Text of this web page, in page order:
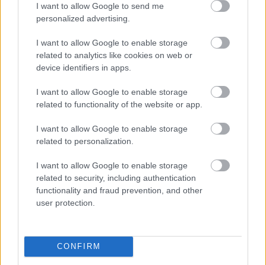
I want to allow Google to send me
personalized advertising.
I want to allow Google to enable storage
related to analytics like cookies on web or
device identifiers in apps.
I want to allow Google to enable storage
related to functionality of the website or app.
I want to allow Google to enable storage
related to personalization.
I want to allow Google to enable storage
related to security, including authentication
functionality and fraud prevention, and other
user protection.
CONFIRM
biztonság. Hozzátette, hogy több Tisza Párthoz
a Fidesz jogászai jelenleg is dolgoznak azon,
hogy feltárják az általuk feltételezett választási
14:55 – Margaréta Otthonban a lakók
körülbelül ötöde kért mozgóurnát, sok idős
Délelőtt ellátogattunk a Margaréta utcai